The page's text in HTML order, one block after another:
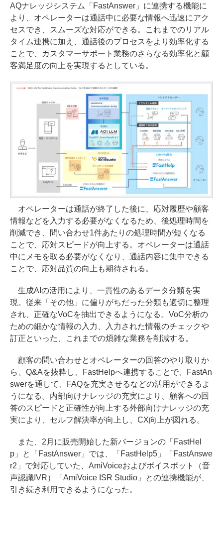
AQナレッジシステム「FastAnswer」に連携する機能に
より、オペレーターは通話中に必要な情報へ迅速にアク
セスでき、スムーズな対応ができる。これまでのリアル
タイム連携に加え、通話後のプロセスをより効率化する
ことで、カスタマーサポート業務のさらなる効率化と顧
客満足度の向上を実現するとしている。
オペレーターは通話が終了した後に、応対履歴や顧客
情報などを入力する必要がなくなるため、後処理時間を
削減でき、問い合わせ1件あたりの処理時間が短くなる
ことで、応対スピードが向上する。オペレーターは通話
中にメモを取る必要がなくなり、通話内容に集中できる
ことで、応対品質の向上も期待される。
生成AIの活用により、一貫性のあるデータ分類を実
現。従来「その他」に偏りがちだった分類も適切に整理
され、正確なVoCを抽出できるようになる。VoC分析の
ための細かな情報の入力、入力された情報のチェックや
訂正といった、これまでの煩雑な業務を削減する。
顧客の問い合わせとオペレーターの回答のやり取りか
ら、Q&Aを抜粋し、FastHelpへ連携することで、FastAn
swerを通して、FAQを充実させるなどの活用ができるよ
うになる。内部向けナレッジの充実により、顧客への回
答のスピードと正確性が向上する外部向けナレッジの充
実により、セルフ解決率が向上し、CX向上が図れる。
また、2月に販売開始した新バージョンの「FastHel
p」と「FastAnswer」では、「FastHelp5」「FastAnswe
r2」で対応していた、AmiVoiceおよびボイスボット（音
声認識IVR）「AmiVoice ISR Studio」との連携機能が、
引き続き利用できるようになった。